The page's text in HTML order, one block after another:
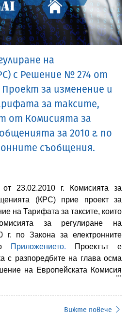
на
с Решение № 274 от
Проект за изменение и
за таксите,
от Комисията за
за 2010 г. по
съобщения.
от 23.02.2010 г.
Комисията за
(КРС) прие проект за
на Тарифата за таксите, които
за регулиране на
г. по Закона за електронните
Приложението. Проектът е
с разпоредбите на глава осма
на Европейската Комисия
хармонизирането на
на общоевропейски
Вижте повече